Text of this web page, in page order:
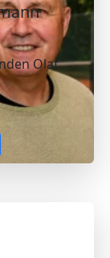
Olaf